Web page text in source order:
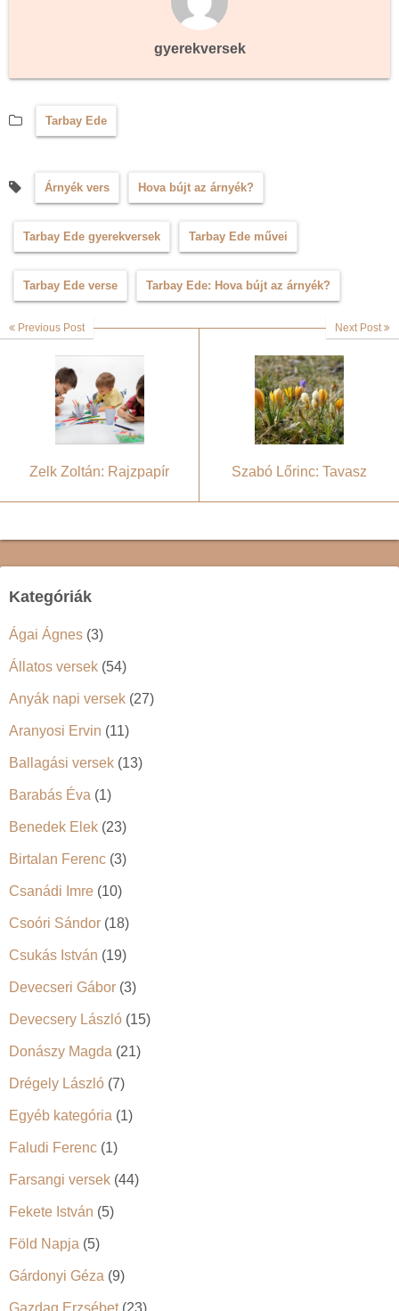
gyerekversek
Tarbay Ede
Árnyék vers Hova bújt az árnyék?
Tarbay Ede gyerekversek Tarbay Ede művei
Tarbay Ede verse Tarbay Ede: Hova bújt az árnyék?
Previous Post
Zelk Zoltán: Rajzpapír
Next Post
Szabó Lőrinc: Tavasz
Kategóriák
Ágai Ágnes (3)
Állatos versek (54)
Anyák napi versek (27)
Aranyosi Ervin (11)
Ballagási versek (13)
Barabás Éva (1)
Benedek Elek (23)
Birtalan Ferenc (3)
Csanádi Imre (10)
Csoóri Sándor (18)
Csukás István (19)
Devecseri Gábor (3)
Devecsery László (15)
Donászy Magda (21)
Drégely László (7)
Egyéb kategória (1)
Faludi Ferenc (1)
Farsangi versek (44)
Fekete István (5)
Föld Napja (5)
Gárdonyi Géza (9)